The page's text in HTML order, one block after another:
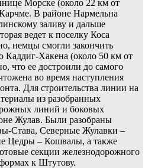
Морске (около 22 км от
В районе Нармельна
заливу и дальше
ведет к поселку Коса
немцы смогли закончить
Каддиг-Хакена (около 50 км от
что ее достроили до самого
во время наступления
Для строительства линии на
из разобранных
линий и боковых
Жулав. Были разобраны
Става, Северные Жулавки –
Цедры – Кошвалы, а также
секции железнодорожного
к Штутову.